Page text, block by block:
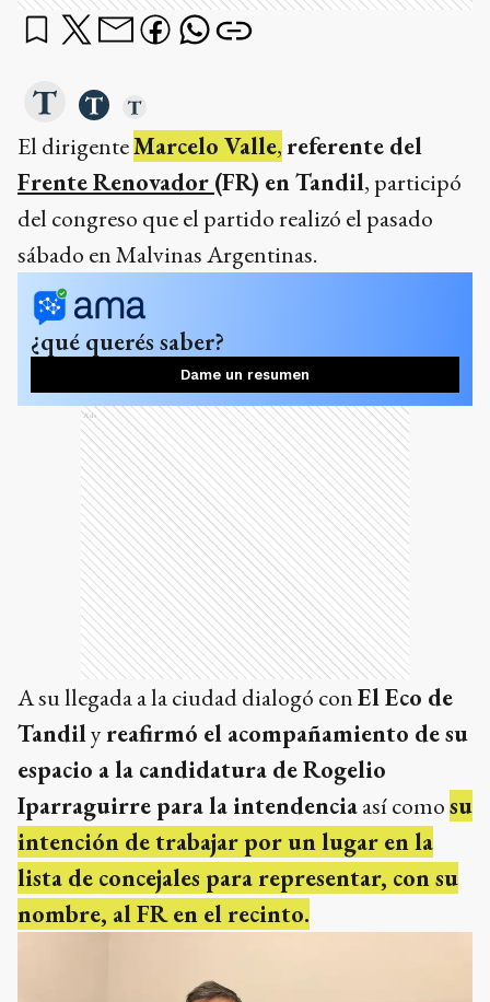
El dirigenteMarcelo Valle,referente del
Frente Renovador (FR) en Tandil, participó
del congreso que el partido realizó el pasado
sábado en Malvinas Argentinas.
¿qué querés saber?
Dame un resumen
Ads
A su llegada a la ciudad dialogó conEl Eco de
Tandilyreafirmó el acompañamiento de su
espacio a la candidatura de Rogelio
Iparraguirre para la intendenciaasí comosu
intención de trabajar por un lugar en la
lista de concejales para representar, con su
nombre, al FR en el recinto.